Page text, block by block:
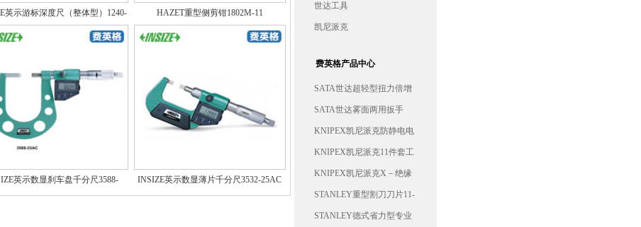
英示游标深度尺（整体型）1240-
2001
HAZET重型侧剪钳1802M-11
英示数显刹车盘千分尺3588-
INSIZE英示数显薄片千分尺3532-25AC
世达工具
凯尼派克
费英格产品中心
SATA世达超轻型扭力倍增
器1000Nm(1:12.5)96496
SATA世达雾面两用扳手
34MM40241
KNIPEX凯尼派克防静电电
子顶切钳64 12 115 ESD
KNIPEX凯尼派克11件套工
具包00 19 41
KNIPEX凯尼派克X－绝缘
紧凑型斜口钳73 06 160
STANLEY重型割刀刀片11-
921T-22
STANLEY德式省力型专业